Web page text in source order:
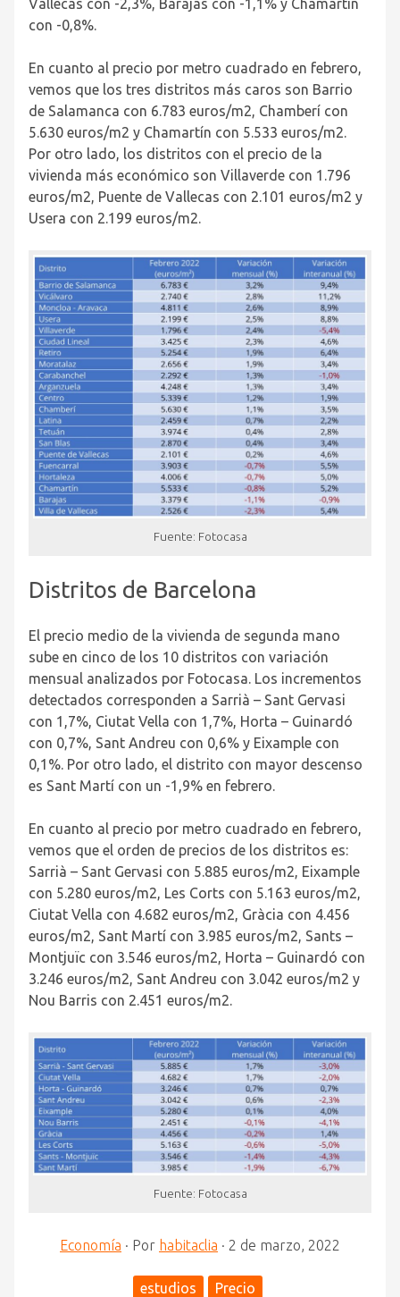
Vallecas con -2,3%, Barajas con -1,1% y Chamartín
con -0,8%.
En cuanto al precio por metro cuadrado en febrero,
vemos que los tres distritos más caros son Barrio
de Salamanca con 6.783 euros/m2, Chamberí con
5.630 euros/m2 y Chamartín con 5.533 euros/m2.
Por otro lado, los distritos con el precio de la
vivienda más económico son Villaverde con 1.796
euros/m2, Puente de Vallecas con 2.101 euros/m2 y
Usera con 2.199 euros/m2.
Fuente: Fotocasa
Distritos de Barcelona
El precio medio de la vivienda de segunda mano
sube en cinco de los 10 distritos con variación
mensual analizados por Fotocasa. Los incrementos
detectados corresponden a Sarrià – Sant Gervasi
con 1,7%, Ciutat Vella con 1,7%, Horta – Guinardó
con 0,7%, Sant Andreu con 0,6% y Eixample con
0,1%. Por otro lado, el distrito con mayor descenso
es Sant Martí con un -1,9% en febrero.
En cuanto al precio por metro cuadrado en febrero,
vemos que el orden de precios de los distritos es:
Sarrià – Sant Gervasi con 5.885 euros/m2, Eixample
con 5.280 euros/m2, Les Corts con 5.163 euros/m2,
Ciutat Vella con 4.682 euros/m2, Gràcia con 4.456
euros/m2, Sant Martí con 3.985 euros/m2, Sants –
Montjuïc con 3.546 euros/m2, Horta – Guinardó con
3.246 euros/m2, Sant Andreu con 3.042 euros/m2 y
Nou Barris con 2.451 euros/m2.
Fuente: Fotocasa
Economía · Por habitaclia · 2 de marzo, 2022
estudios Precio